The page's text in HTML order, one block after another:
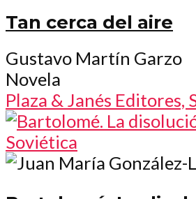
Tan cerca del aire
Gustavo Martín Garzo
Novela
Plaza & Janés Editores,